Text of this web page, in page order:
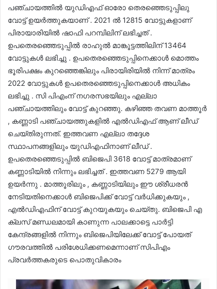
പഞ്ചായത്തിൽ യുഡിഎഫ് ഓരോ തെരഞ്ഞെടുപ്പിലു
വോട്ട് ഉയർത്തുകയാണ് . 2021 ൽ 12815 വോട്ടുകളാണ്
പിരായാരിയിൽ ഷാഫി പറമ്പിലിന് ലഭിച്ചത് .
ഉപതെരഞ്ഞെടുപ്പിൽ രാഹുൽ മാങ്കൂട്ടത്തിലിന് 13464
വോട്ടുകൾ ലഭിച്ചു . ഉപതെരഞ്ഞെടുപ്പിനെക്കാൾ മൊത്തം
ഭൂരിപക്ഷം കുറഞ്ഞെങ്കിലും പിരായിരിയിൽ നിന്ന് മാത്രം
2022 വോട്ടുകൾ ഉപതെരഞ്ഞെടുപ്പിനെക്കാൾ അധികം
ലഭിച്ചു . സി പിഎംന് നഗരസഭയിലും എല്ലാ
പഞ്ചായത്തിലും വോട്ട് കുറഞ്ഞു. കഴിഞ്ഞ തവണ മാത്തൂർ
, കണ്ണാടി പഞ്ചായത്തുകളിൽ എൽഡിഎഫ് ആണ് ലീഡ്
ചെയ്തിരുന്നത്. ഇത്തവണ എല്ലാ തദ്ദേശ
സ്ഥാപനങ്ങളിലും യുഡിഎഫിനാണ് ലീഡ് .
ഉപതെരഞ്ഞെടുപ്പിൽ ബിജെപി 3618 വോട്ട് മാത്രമാണ്
കണ്ണാടിയിൽ നിന്നും ലഭിച്ചത് . ഇത്തവണ 5279 ആയി
ഉയർന്നു . മാത്തൂരിലും , കണ്ണാടിയിലും ഈ ശ്രീധരൻ
നേടിയതിനെക്കാൾ ബിജെപിക്ക് വോട്ട് വർധിക്കുകയും ,
എൽഡിഎഫിന് വോട്ട് കുറയുകയും ചെയ്തു. ബിജെപി എ
ക്ലസ് മണ്ഡലമായി കാണുന്ന പാലക്കാട്ടെ പാർട്ടി
കേന്ദ്രങ്ങളിൽ നിന്നും ബിജെപിയിലേക്ക് വോട്ട് പോയത്
ഗൗരവത്തിൽ പരിശേധിക്കണമെന്നാണ് സിപിഎം
പ്രവർത്തകരുടെ പൊതുവികാരം